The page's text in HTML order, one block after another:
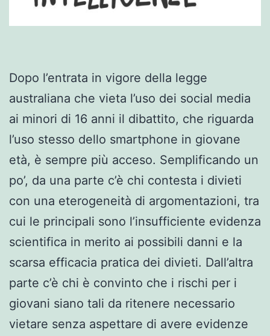
Dopo l’entrata in vigore della legge
australiana che vieta l’uso dei social media
ai minori di 16 anni il dibattito, che riguarda
l’uso stesso dello smartphone in giovane
età, è sempre più acceso. Semplificando un
po’, da una parte c’è chi contesta i divieti
con una eterogeneità di argomentazioni, tra
cui le principali sono l’insufficiente evidenza
scientifica in merito ai possibili danni e la
scarsa efficacia pratica dei divieti. Dall’altra
parte c’è chi è convinto che i rischi per i
giovani siano tali da ritenere necessario
vietare senza aspettare di avere evidenze